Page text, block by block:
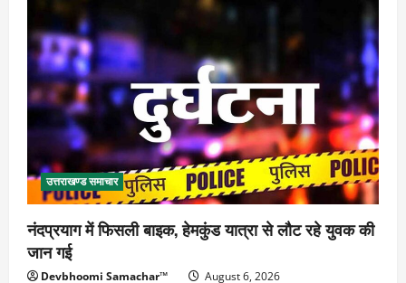
उत्तराखण्ड समाचार
नंदप्रयाग में फिसली बाइक, हेमकुंड यात्रा से लौट रहे युवक की
जान गई
Devbhoomi Samachar™ August 6, 2026